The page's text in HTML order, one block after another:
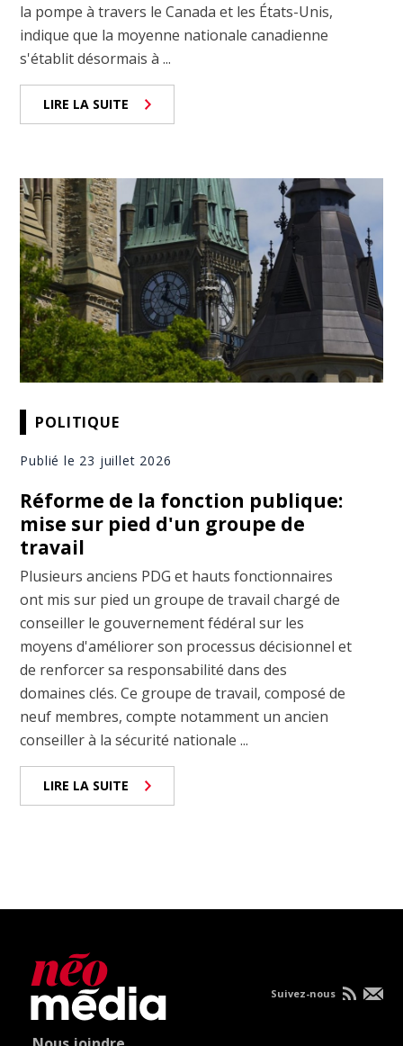
la pompe à travers le Canada et les États-Unis,
indique que la moyenne nationale canadienne
s'établit désormais à ...
LIRE LA SUITE
POLITIQUE
Publié le 23 juillet 2026
Réforme de la fonction publique:
mise sur pied d'un groupe de
travail
Plusieurs anciens PDG et hauts fonctionnaires
ont mis sur pied un groupe de travail chargé de
conseiller le gouvernement fédéral sur les
moyens d'améliorer son processus décisionnel et
de renforcer sa responsabilité dans des
domaines clés. Ce groupe de travail, composé de
neuf membres, compte notamment un ancien
conseiller à la sécurité nationale ...
LIRE LA SUITE
Suivez-nous